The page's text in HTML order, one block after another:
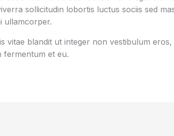
sollicitudin lobortis luctus sociis sed
ullamcorper.
vitae blandit ut integer non vestibulum eros,
fermentum et eu.